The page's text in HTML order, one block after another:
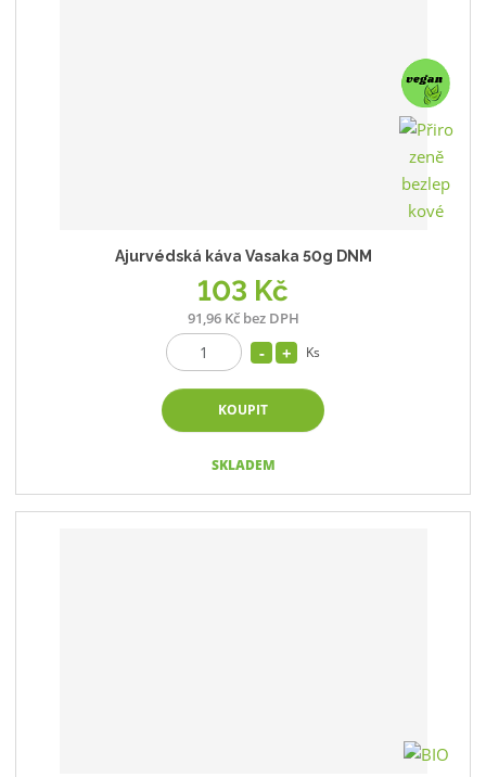
Ajurvédská káva Vasaka 50g DNM
103 Kč
91,96 Kč bez DPH
Ks
KOUPIT
SKLADEM